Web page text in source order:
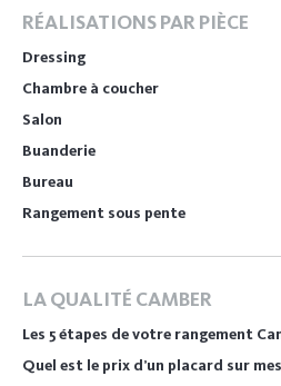
RÉALISATIONS PAR PIÈCE
Dressing
Chambre à coucher
Salon
Buanderie
Bureau
Rangement sous pente
LA QUALITÉ CAMBER
Les 5 étapes de votre rangement
Quel est le prix d’un placard sur